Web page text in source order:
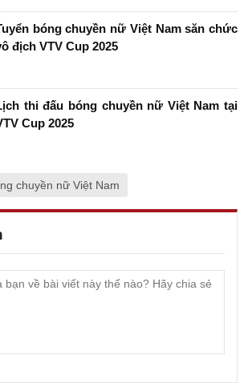
bóng chuyền nữ Việt Nam săn chức
địch VTV Cup 2025
thi đấu bóng chuyền nữ Việt Nam tại
Cup 2025
chuyền nữ Việt Nam